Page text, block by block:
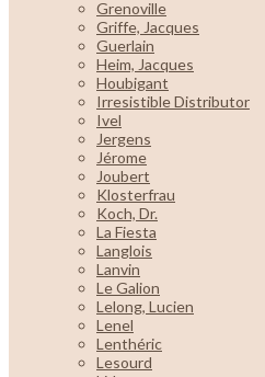
Grenoville
Griffe, Jacques
Guerlain
Heim, Jacques
Houbigant
Irresistible Distributor
Ivel
Jergens
Jérome
Joubert
Klosterfrau
Koch, Dr.
La Fiesta
Langlois
Lanvin
Le Galion
Lelong, Lucien
Lenel
Lenthéric
Lesourd